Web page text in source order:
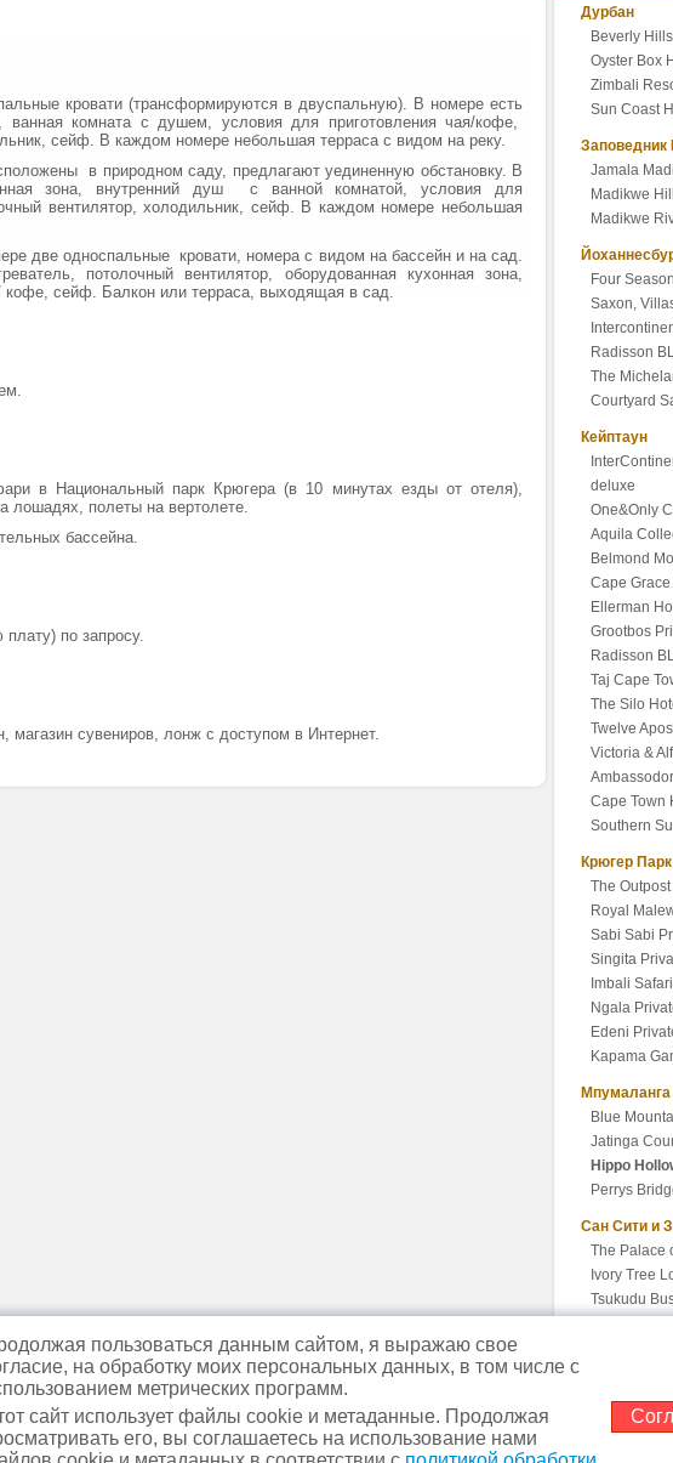
кровати (трансформируются в двуспальную). В номере есть
ванная комната с душем, условия для приготовления чая/кофе,
сейф. В каждом номере небольшая терраса с видом на реку.
в природном саду, предлагают уединенную обстановку. В
зона, внутренний душ с ванной комнатой, условия для
вентилятор, холодильник, сейф. В каждом номере небольшая
две односпальные кровати, номера с видом на бассейн и на сад.
потолочный вентилятор, оборудованная кухонная зона,
кофе, сейф. Балкон или терраса, выходящая в сад.
в Национальный парк Крюгера (в 10 минутах езды от отеля),
лошадях, полеты на вертолете.
бассейна.
по запросу.
магазин сувениров, лонж с доступом в Интернет.
Дурбан
Beverly
Oyster Box
Zimbali
Sun Coast
Заповедник
Jamala
Madikwe
Madikwe
Four
Saxon,
Radisson
The
Courtyard
Кейптаун
deluxe
One&Only
Aquila
Belmond
Cape
Ellerman
Grootbos
Radisson
Taj Cape
The Silo
Twelve
Victoria &
Cape Town
Southern
Крюгер Парк
The
Royal
Sabi Sabi
Singita
Imbali
Ngala
Edeni
Kapama
Мпумаланга
Blue
Jatinga
Hippo
Perrys
Сан Сити и
The Palace
Ivory Tree
Tsukudu
м. Славянский бульвар
пользоваться данным сайтом, я выражаю свое
на обработку моих персональных данных, в том числе с
метрических программ.
сайт использует файлы cookie и метаданные. Продолжая
его, вы соглашаетесь на использование нами